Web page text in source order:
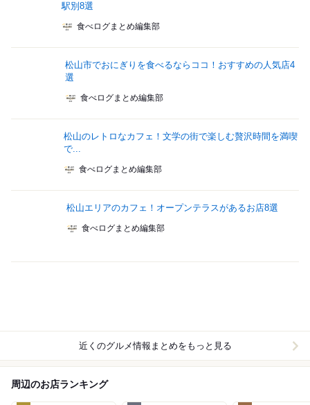
駅別8選
食べログまとめ編集部
松山市でおにぎりを食べるならココ！おすすめの人気店4
選
食べログまとめ編集部
松山のレトロなカフェ！文学の街で楽しむ贅沢時間を満喫
で...
食べログまとめ編集部
松山エリアのカフェ！オープンテラスがあるお店8選
食べログまとめ編集部
近くのグルメ情報まとめをもっと見る
周辺のお店ランキング